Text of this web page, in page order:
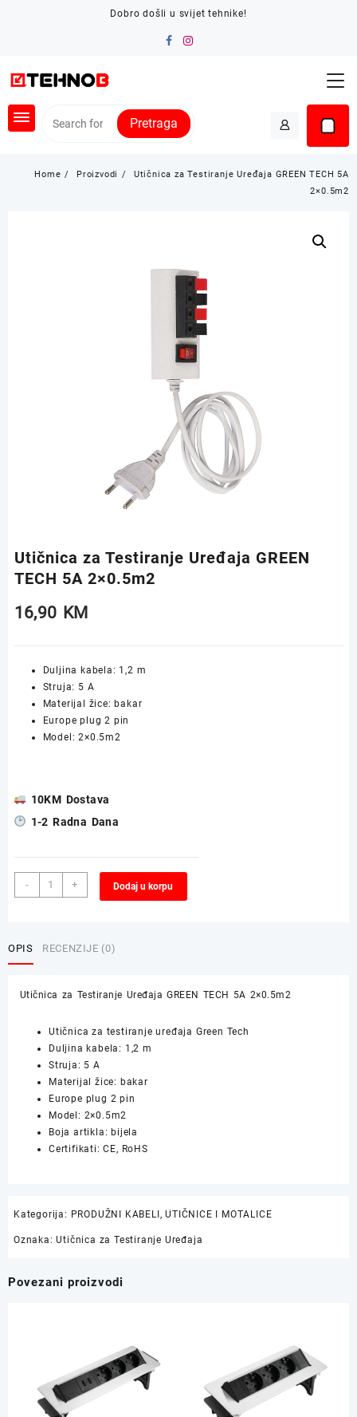
Dobro došli u svijet tehnike!
Pretraga
Home Proizvodi
Utičnica za Testiranje Uređaja GREEN TECH 5A
2×0.5m2
Utičnica za Testiranje Uređaja GREEN
TECH 5A 2×0.5m2
16,90 KM
Duljina kabela: 1,2 m
Struja: 5 A
Materijal žice: bakar
Europe plug 2 pin
Model: 2×0.5m2
10KM Dostava
1-2 Radna Dana
-
Utičnica
za
GREEN
2x0.5m2
+ Dodaj u korpu
OPIS RECENZIJE (0)
Utičnica za Testiranje Uređaja GREEN TECH 5A 2×0.5m2
Utičnica za testiranje uređaja Green Tech
Duljina kabela: 1,2 m
Struja: 5 A
Materijal žice: bakar
Europe plug 2 pin
Model: 2×0.5m2
Boja artikla: bijela
Certifikati: CE, RoHS
Kategorija: PRODUŽNI KABELI, UTIČNICE I MOTALICE
Oznaka:Utičnica za Testiranje Uređaja
Povezani proizvodi